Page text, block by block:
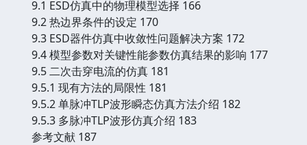
9.1 ESD仿真中的物理模型选择 166
9.2 热边界条件的设定 170
9.3 ESD器件仿真中收敛性问题解决方案 172
9.4 模型参数对关键性能参数仿真结果的影响 177
9.5 二次击穿电流的仿真 181
9.5.1 现有方法的局限性 181
9.5.2 单脉冲TLP波形瞬态仿真方法介绍 182
9.5.3 多脉冲TLP波形仿真介绍 183
参考文献 187